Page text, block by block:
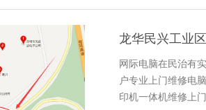
龙华民兴工业
网际电脑在民治有
户专业上门维修电
印机一体机维修上